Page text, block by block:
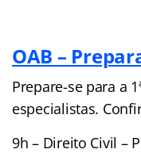
OAB –
Prepare-se para a
especialistas.
9h – Direito Civil –